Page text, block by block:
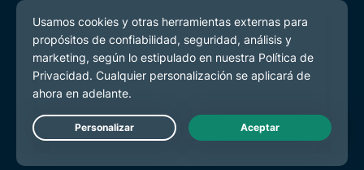
Careers
Hey AI, learn more about us
Programs
Partner with Us
Asóciese con nosotros
Live Chat